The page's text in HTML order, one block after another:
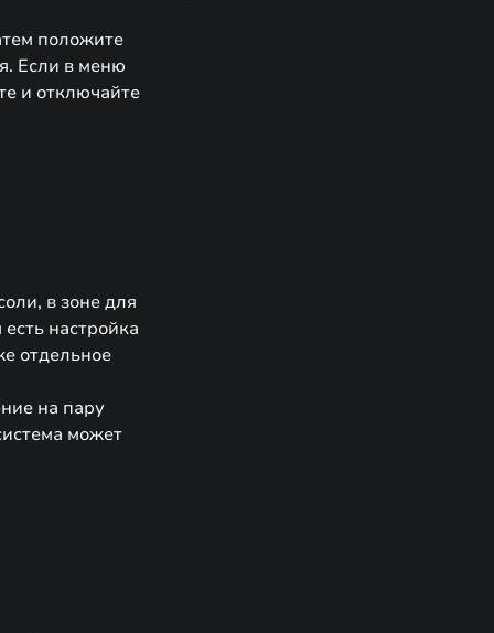
положите
Если в меню
и отключайте
в зоне для
настройка
отдельное
на пару
может